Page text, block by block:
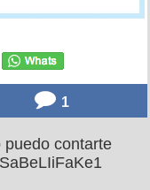
1
contarte